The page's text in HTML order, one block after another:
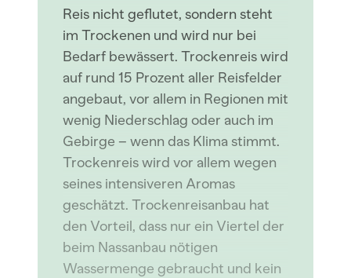
Reis nicht geflutet, sondern steht
im Trockenen und wird nur bei
Bedarf bewässert. Trockenreis wird
auf rund 15 Prozent aller Reisfelder
angebaut, vor allem in Regionen mit
wenig Niederschlag oder auch im
Gebirge – wenn das Klima stimmt.
Trockenreis wird vor allem wegen
seines intensiveren Aromas
geschätzt. Trockenreisanbau hat
den Vorteil, dass nur ein Viertel der
beim Nassanbau nötigen
Wassermenge gebraucht und kein